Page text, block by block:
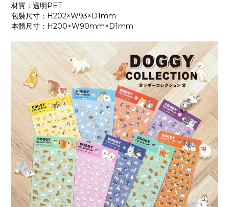
材質：透明PET
包裝尺寸：H202×W93×D1mm
本體尺寸：H200×W90mm×D1mm